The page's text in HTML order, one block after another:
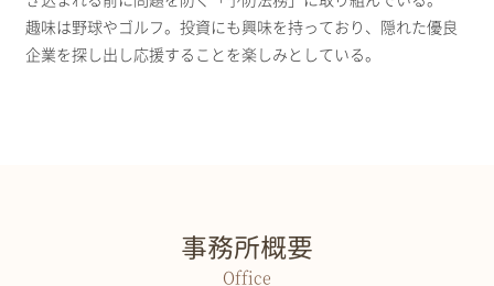
趣味は野球やゴルフ。投資にも興味を持っており、隠れた優良
企業を探し出し応援することを楽しみとしている。
事務所概要